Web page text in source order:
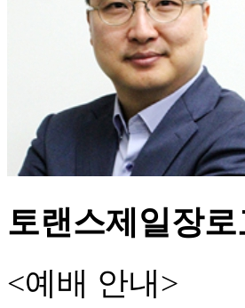
토랜스제일장로
<예배 안내>